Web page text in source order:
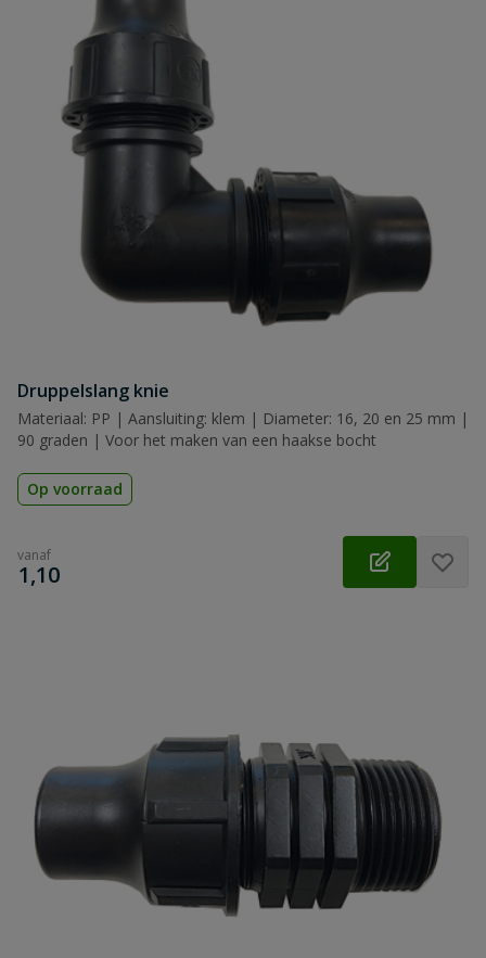
Druppelslang knie
Materiaal: PP | Aansluiting: klem | Diameter: 16, 20 en 25 mm |
90 graden | Voor het maken van een haakse bocht
Op voorraad
vanaf
€
1,10